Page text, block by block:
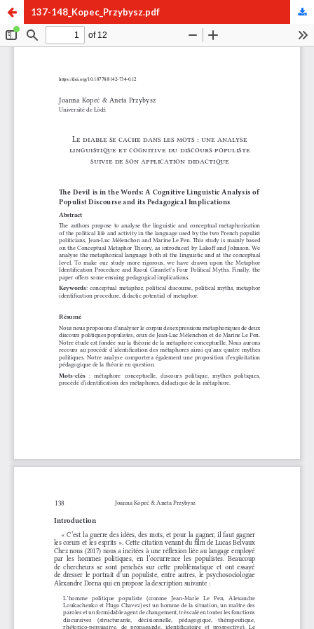
137-148_Kopec_Przybysz.pdf